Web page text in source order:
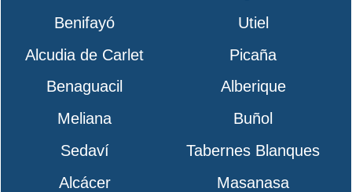
Benifayó
Utiel
Alcudia de Carlet
Picaña
Benaguacil
Alberique
Meliana
Buñol
Sedaví
Tabernes Blanques
Alcácer
Masanasa